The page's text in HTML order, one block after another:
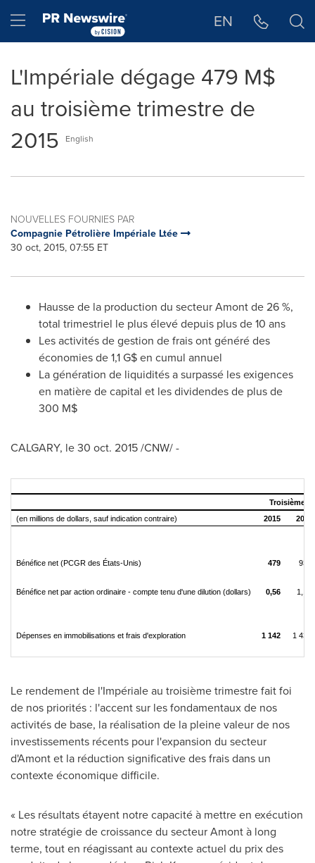
Hamburger menu EN
L'Impériale dégage 479 M$
au troisième trimestre de
2015
English
NOUVELLES FOURNIES PAR
Compagnie Pétrolière Impériale Ltée
30 oct, 2015, 07:55 ET
Hausse de la production du secteur Amont de 26 %,
total trimestriel le plus élevé depuis plus de 10 ans
Les activités de gestion de frais ont généré des
économies de 1,1 G$ en cumul annuel
La génération de liquidités a surpassé les exigences
en matière de capital et les dividendes de plus de
300 M$
CALGARY, le30 oct. 2015/CNW/ -
Troisième
(en millions de dollars, sauf indication contraire)
2015 2014
Bénéfice net (PCGR des États-Unis) 479 936
Bénéfice net par action ordinaire - compte tenu d'une dilution (dollars) 0,56 1,10
Dépenses en immobilisations et frais d'exploration 1 142 1 434
Le rendement de l'Impériale au troisième trimestre fait foi
de nos priorités : l'accent sur les fondamentaux de nos
activités de base, la réalisation de la pleine valeur de nos
investissements récents pour l'expansion du secteur
d'Amont et la réduction significative des frais dans un
contexte économique difficile.
« Les résultats étayent notre capacité à mettre en exécution
notre stratégie de croissance du secteur Amont à long
terme, tout en réagissant au contexte actuel du prix des